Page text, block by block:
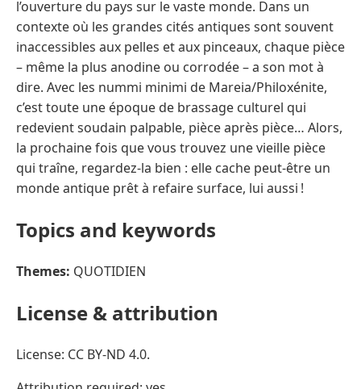
l’ouverture du pays sur le vaste monde. Dans un
contexte où les grandes cités antiques sont souvent
inaccessibles aux pelles et aux pinceaux, chaque pièce
– même la plus anodine ou corrodée – a son mot à
dire. Avec les nummi minimi de Mareia/Philoxénite,
c’est toute une époque de brassage culturel qui
redevient soudain palpable, pièce après pièce… Alors,
la prochaine fois que vous trouvez une vieille pièce
qui traîne, regardez-la bien : elle cache peut-être un
monde antique prêt à refaire surface, lui aussi !
Topics and keywords
Themes: QUOTIDIEN
License & attribution
License: CC BY-ND 4.0.